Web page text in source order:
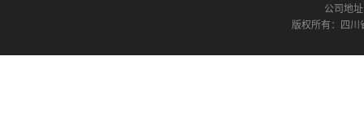
公司地
版权所有：四